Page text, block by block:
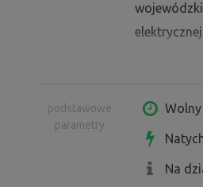
podstawowe
parametry
Na